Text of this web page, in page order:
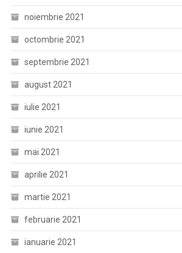
noiembrie 2021
octombrie 2021
septembrie 2021
august 2021
iulie 2021
iunie 2021
mai 2021
aprilie 2021
martie 2021
februarie 2021
ianuarie 2021